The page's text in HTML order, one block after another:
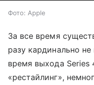
Фото: Apple
За все время
разу кардинально
время выхода Series
«рестайлинг»,